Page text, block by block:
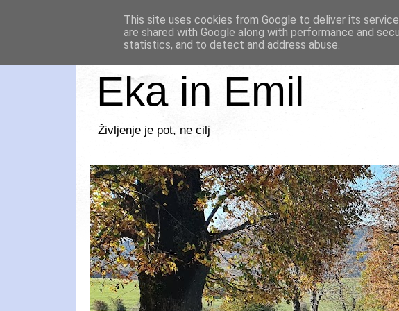
Eka in Emil
Življenje je pot, ne cilj
This site uses cookies from Google to deliver its
are shared with Google along with performance and
statistics, and to detect and address abuse.